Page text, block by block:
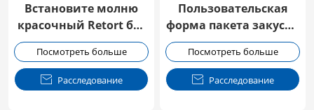
Встановите молню
красочный Retort без
утечки мешок
Посмотреть больше
 Расследование
Пользовательская
форма пакета закуски
Retort Pouch
Посмотреть больше
 Расследование